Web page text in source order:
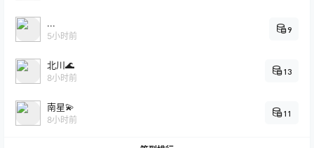
...
5小时前
9
北川🌊
8小时前
13
南星💫
8小时前
11